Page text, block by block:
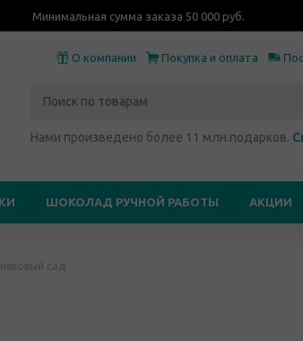
Минимальная сумма заказа 50 000 руб.
О компании Покупка и оплата
Нами произведено более 11 млн.подарков.
ШОКОЛАД РУЧНОЙ РАБОТЫ АКЦИИ
сад